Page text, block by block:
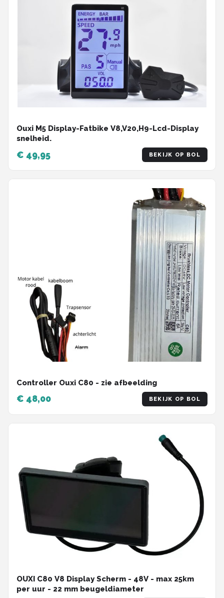
Ouxi M5 Display-Fatbike V8,V20,H9-Lcd-Display
snelheid.
€ 49,95 BEKIJK OP BOL
Controller Ouxi C80 - zie afbeelding
€ 48,00 BEKIJK OP BOL
OUXI C80 V8 Display Scherm - 48V - max 25km
per uur - 22 mm beugeldiameter